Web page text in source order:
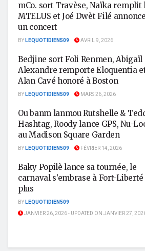
mCo. sort Travèse, Naïka remplit
MTELUS et Joé Dwèt Filé annonce
un concert
BYLEQUOTIDIEN509 AVRIL 9, 2026
Bedjine sort Foli Renmen, Abigaïl
Alexandre remporte Eloquentia
Alan Cavé honoré à Boston
BYLEQUOTIDIEN509 MARS 26, 2026
Ou banm lanmou Rutshelle &
Hashtag, Roody lance GPS, Nu-
au Madison Square Garden
BYLEQUOTIDIEN509 FÉVRIER 14, 2026
Baky Popilè lance sa tournée, le
carnaval s’embrase à Fort-Liberté
plus
BYLEQUOTIDIEN509
JANVIER 26, 2026 - UPDATED ON JANVIER 27,